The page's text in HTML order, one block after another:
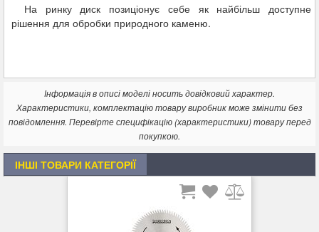
На ринку диск позиціонує себе як найбільш доступне
рішення для обробки природного каменю.
Інформація в описі моделі носить довідковий характер.
Характеристики, комплектацію товару виробник може змінити без
повідомлення. Перевірте специфікацію (характеристики) товару перед
покупкою.
ІНШІ ТОВАРИ КАТЕГОРІЇ